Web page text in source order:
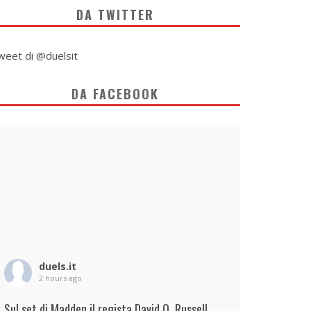
DA TWITTER
di @duelsit
DA FACEBOOK
duels.it
2 hours ago